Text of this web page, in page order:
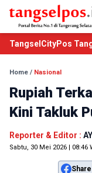
TangselCityPos
Home / Nasional
Rupiah
Kini Takluk
Reporter & Editor : AY
Sabtu, 30 Mei 2026 | 08:46
Share